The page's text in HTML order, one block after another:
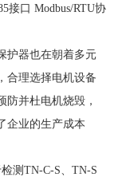
接口 Modbus/RTU协
护器也在朝着多元
合理选择电机设备
并杜电机烧毁，
企业的生产成本
测TN-C-S、TN-S